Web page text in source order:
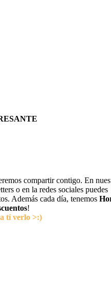
compartir contigo. En
o en la redes sociales puedes
Además cada día, tenemos
!
tí verlo >:)